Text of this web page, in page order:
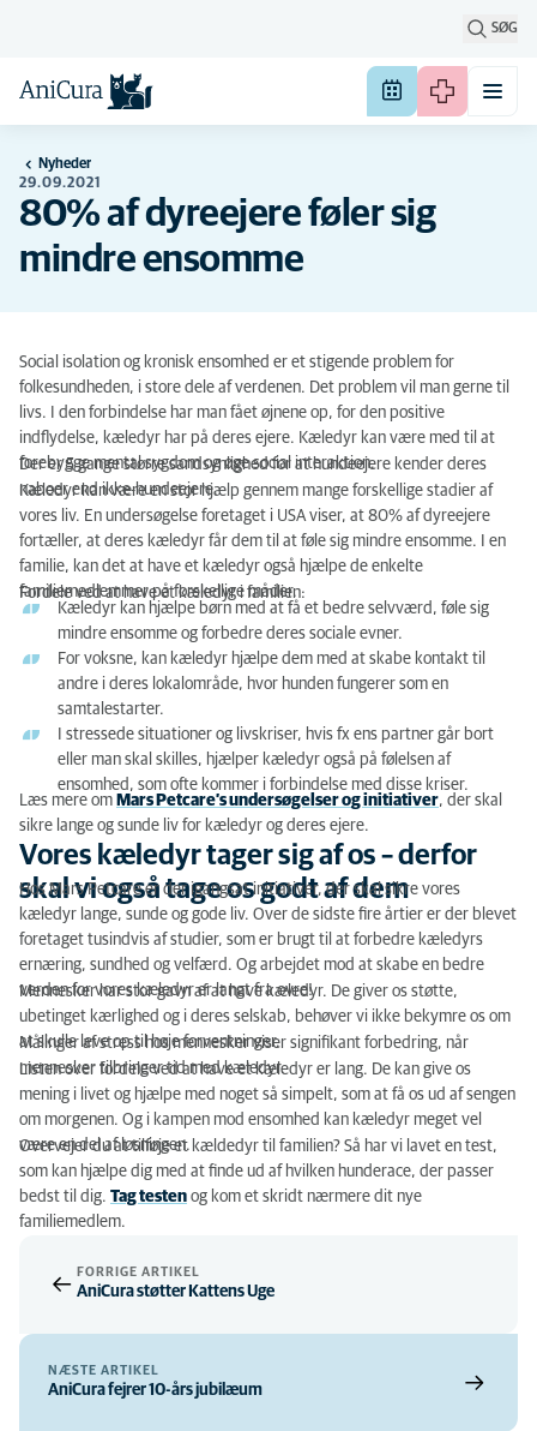
SØG
Nyheder
29.09.2021
80% af dyreejere føler sig
mindre ensomme
Social isolation og kronisk ensomhed er et stigende problem for
folkesundheden, i store dele af verdenen. Det problem vil man gerne til
livs. I
den forbindelse har man fået øjnene op, for den positive
indflydelse, kæledyr har på deres ejere. Kæ ledyr kan være med til at
forebygge mental sygdomogøge social interaktion.
Der er 5 gange større sandsynlighed for at hundeejere kender deres
naboer end ikke-hundeejere.
Kæledyr kanvære en stor hjælp gennem mange forskellige stadier af
vores liv. En undersøgelse foretaget i USAviser, at 80% af dyreejere
fortæller, at deres kæledyr får dem til at føle sig mindre ensomme.
I en
familie, kan det at have et kæledyr også hjælpe de enkelte
familiemedlemmer på forskellige måder.
Fordele ved at have et kæledyr i familien:
Kæledyr kan hjælpe børn med at få et bedre selvværd, føle sig
mindre ensomme og forbedre deres sociale evner.
For voksne, kan kæledyr hjælpe dem med at skabe kontakt til
andre i deres lokalområde, hvor hunden fungerer som en
samtalestarter.
I stressede situationer og livskriser, hvis fx ens partner går bort
eller man skal skilles, hjælper kæledyr også på følelsen af
ensomhed, som ofte kommer i forbindelse med disse kriser.
Læs mere om Mars Petcare’sundersøgelserog initiativer, der skal
sikre lange og sunde liv for kæledyr og deres ejere.
Vores kæledyr tager sig af os – derfor
skal vi også tage os godt af dem
Hos Mars Petcare er der igangsat initiativer, der skal sikre vores
kæledyr lange, sunde og gode liv. Over de sidste fire årtier er der blevet
foretaget tusindvis af studier, som er brugt til at forbedre kæledyrs
ernæring, sundhed og velfærd. Og arbejdet mod at skabe en bedre
verden for vores kæledyr er langt fra ovre!
Mennesker har stor gavn af at have kæledyr. De giver os støtte,
ubetinget kærlighed og i deres selskab, behøver vi ikke bekymre os om
at skulle leve op til høje forventninger.
Målinger af stress hos mennesker viser signifikant forbedring, når
mennesker tilbringer tidmed kæledyr.
Listen over fordele ved at have et kæledyr er lang. De kan give os
mening i livet og hjælpe med noget så simpelt, som at få os ud af sengen
om morgenen. Og i kampen mod ensomhed kan kæledyr meget vel
være en del af løsningen.
Overvejer du at tilføje et kældedyr til familien? Så har vi lavet en test,
som kan hjælpe dig med at finde ud af hvilken hunderace, der passer
bedst til dig. Tag testen og kom et skridt nærmere dit nye
familiemedlem.
FORRIGE ARTIKEL
AniCura støtter Kattens Uge
NÆSTE ARTIKEL
AniCura fejrer 10-års jubilæum